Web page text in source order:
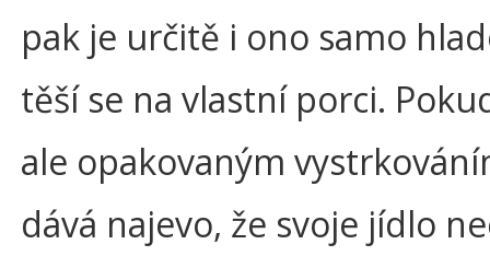
pak je určitě i ono samo
těší se na vlastní porci.
ale opakovaným
dává najevo, že svoje jídlo